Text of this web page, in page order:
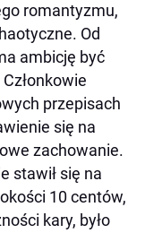
romantyzmu,
Od
ambicję być
przepisach
się na
zachowanie.
stawił się na
10 centów,
kary, było